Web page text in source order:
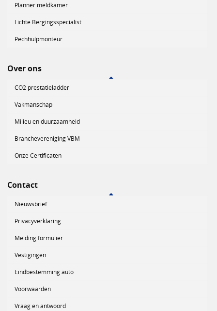
Planner meldkamer
Lichte Bergingsspecialist
Pechhulpmonteur
Over ons
CO2 prestatieladder
Vakmanschap
Milieu en duurzaamheid
Branchevereniging VBM
Onze Certificaten
Contact
Nieuwsbrief
Privacyverklaring
Melding formulier
Vestigingen
Eindbestemming auto
Voorwaarden
Vraag en antwoord